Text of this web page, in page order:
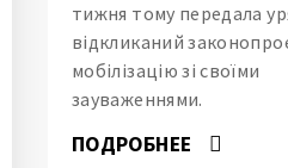
тижня тому передала
відкликаний
мобілізацію зі своїми
зауваженнями.
ПОДРОБНЕЕ